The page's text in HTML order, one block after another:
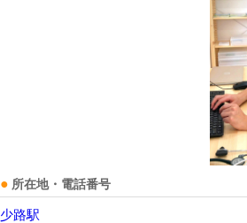
所在地・電話番号
少路駅